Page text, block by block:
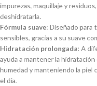
impurezas, maquillaje y
deshidratarla.
Fórmula suave: Diseñado para
sensibles, gracias a su suave
Hidratación prolongada: A
ayuda a mantener la
humedad y manteniendo la
el día.